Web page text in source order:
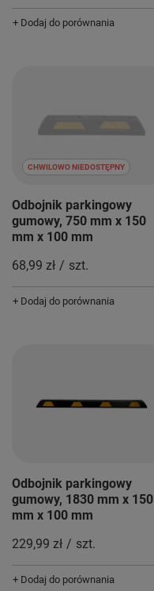
+ Dodaj do porównania
CHWILOWO NIEDOSTĘPNY
Odbojnik parkingowy
gumowy, 750 mm x 150
mm x 100 mm
68,99 zł / szt.
+ Dodaj do porównania
Odbojnik parkingowy
gumowy, 1830 mm x 150
mm x 100 mm
229,99 zł / szt.
+ Dodaj do porównania